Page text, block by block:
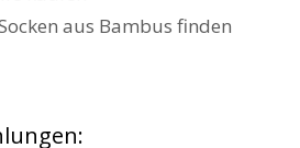
aus Bambus finden